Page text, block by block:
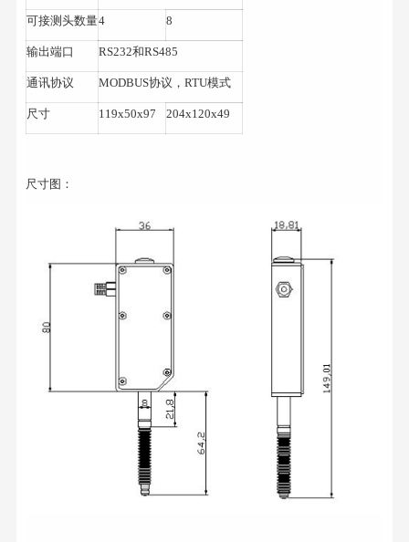
可接测头数量4 8
输出端口 RS232和RS485
通讯协议 MODBUS协议，RTU模式
尺寸 119x50x97 204x120x49
尺寸图：